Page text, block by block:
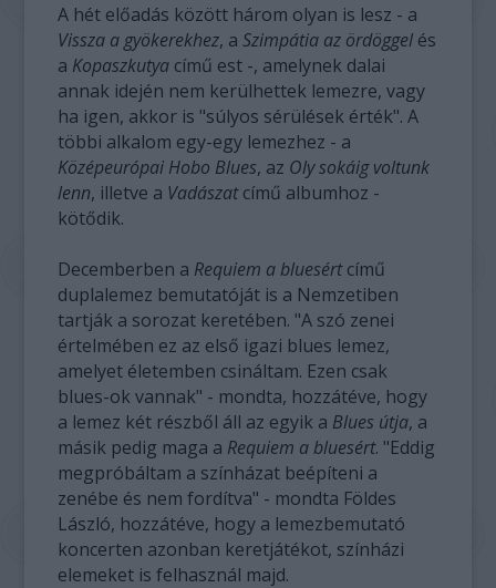
A hét előadás között három olyan is lesz - a
Vissza a gyökerekhez, aSzimpátia az ördöggel és
a Kopaszkutya című est -, amelynek dalai
annak idején nem kerülhettek lemezre, vagy
ha igen, akkor is "súlyos sérülések érték". A
többi alkalom egy-egy lemezhez - a
Középeurópai Hobo Blues, az Oly sokáig voltunk
lenn, illetve a Vadászatcímű albumhoz -
kötődik.
Decemberben a Requiem a bluesértcímű
duplalemez bemutatóját is a Nemzetiben
tartják a sorozat keretében. "A szó zenei
értelmében ez az első igazi blues lemez,
amelyet életemben csináltam. Ezen csak
blues-ok vannak" - mondta, hozzátéve, hogy
a lemez két részből áll az egyik a Blues útja, a
másik pedig maga a Requiem a bluesért. "Eddig
megpróbáltam a színházat beépíteni a
zenébe és nem fordítva" - mondta Földes
László, hozzátéve, hogy a lemezbemutató
koncerten azonban keretjátékot, színházi
elemeket is felhasznál majd.